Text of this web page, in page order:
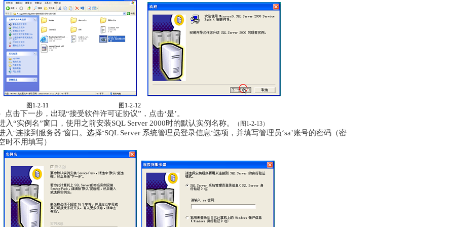
图 1-2-11 图 1-2-12
点击下一步，出现“接受软件许可证协议”，点击‘是’。
入“实例名”窗口，使用之前安装SQL Server 2000时的默认实例名称。
（图1-2-13）
入“连接到服务器”窗口。选择“SQL Server 系统管理员登录信息”选项，并填写管理员‘sa’账号的密码（密
时不用填写）